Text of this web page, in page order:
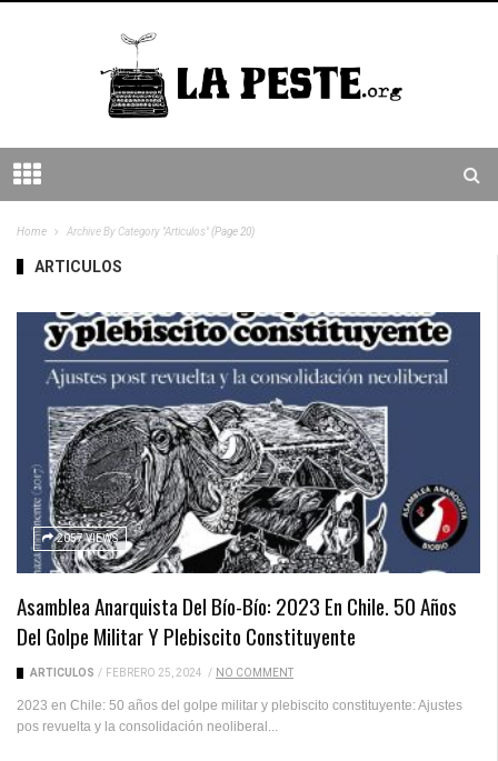
Home Archive By Category "Articulos"(Page 20)
ARTICULOS
2057 VIEWS
Asamblea Anarquista Del Bío-Bío: 2023 En Chile. 50 Años
Del Golpe Militar Y Plebiscito Constituyente
ARTICULOS / FEBRERO 25, 2024 / NO COMMENT
2023 en Chile: 50 años del golpe militar y plebiscito constituyente: Ajustes
pos revuelta y la consolidación neoliberal...